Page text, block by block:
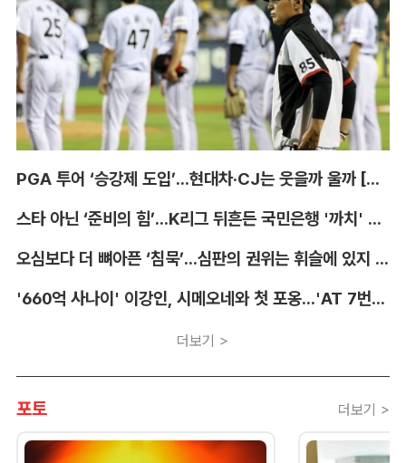
PGA 투어 ‘승강제 도입’...현대차·CJ는 웃을까 울까 [박호윤의 IN&OUT]
스타 아닌 ‘준비의 힘’...K리그 뒤흔든 국민은행 '까치' 사단 [이영규의 비욘더매치]
오심보다 더 뼈아픈 ‘침묵’...심판의 권위는 휘슬에 있지 않다 [박순규의 창]
'660억 사나이' 이강인, 시메오네와 첫 포옹...'AT 7번' 데뷔 초읽기
더보기 >
포토 더보기 >